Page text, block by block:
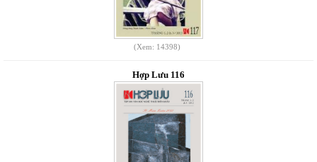
(Xem: 14398)
Hợp Lưu 116